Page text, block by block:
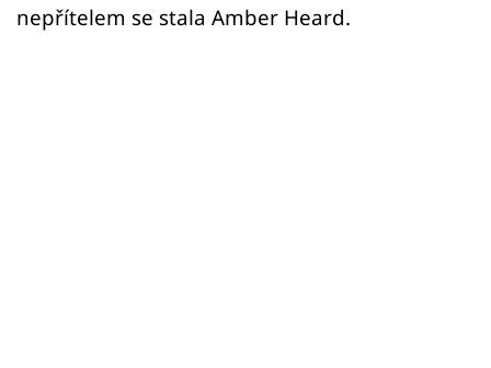
nepřítelem se stala Amber Heard.